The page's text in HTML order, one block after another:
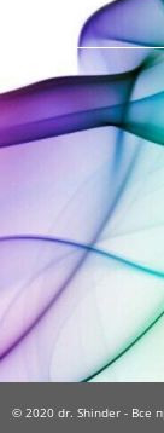
© 2020 dr. Shinder - Все